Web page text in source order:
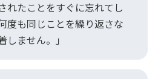
れたことをすぐに忘れてし
度も同じことを繰り返さな
しません。」